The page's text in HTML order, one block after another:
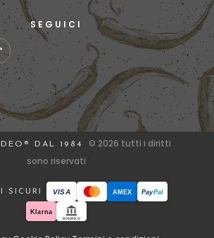
SEGUICI
DAL 1984
© 2026 tutti i diritti
sono riservati
SICURI VISA AMEX PayPal
Klarna
BONIFICO